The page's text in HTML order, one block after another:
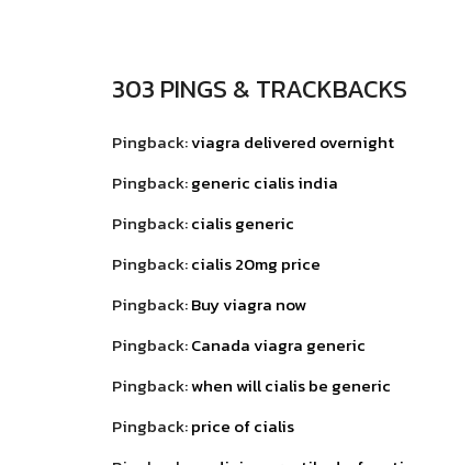
303 PINGS & TRACKBACKS
Pingback:viagra delivered overnight
Pingback:generic cialis india
Pingback:cialis generic
Pingback:cialis 20mg price
Pingback:Buy viagra now
Pingback:Canada viagra generic
Pingback:when will cialis be generic
Pingback:price of cialis